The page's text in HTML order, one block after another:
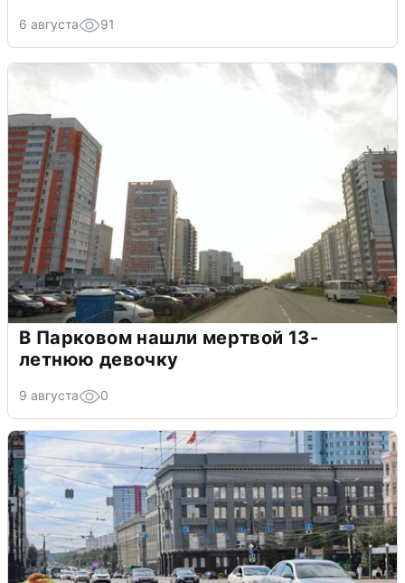
6 августа 91
В Парковом нашли мертвой 13-
летнюю девочку
9 августа 0